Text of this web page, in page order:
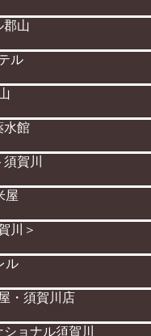
郡山
ル
水館
賀川
屋
川＞
ル
・須賀川店
ョナル須賀川